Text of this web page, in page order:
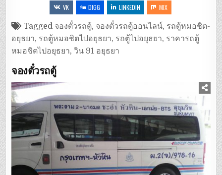
VK
DIGG LINKEDIN MIX
Tagged จองตั๋วรถตู้, จองตั๋วรถตู้ออนไลน์, รถตู้หมอชิต-
อยุธยา, รถตู้หมอชิตไปอยุธยา, รถตู้ไปอยุธยา, ราคารถตู้
หมอชิตไปอยุธยา,วิน 91 อยุธยา
จองตั๋วรถตู้